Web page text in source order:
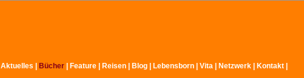
Aktuelles Bücher Feature Reisen Blog Lebensborn Vita Netzwerk Kontakt